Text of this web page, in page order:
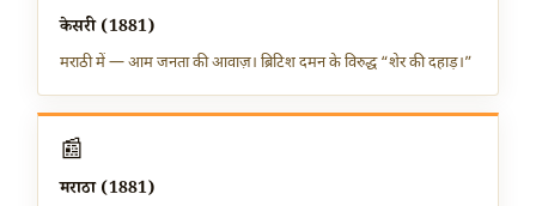
केसरी (1881)
मराठी में — आम जनता की आवाज़। ब्रिटिश दमन के विरुद्ध “शेर की दहाड़।”
📰
मराठा (1881)